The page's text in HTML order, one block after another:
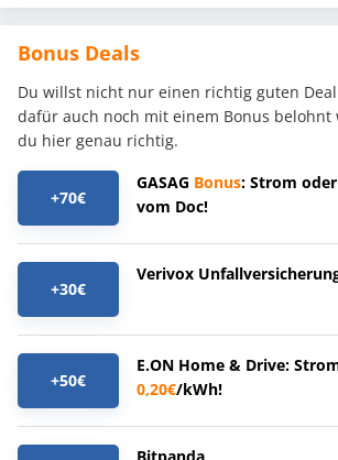
Bonus Deals
Du willst nicht nur einen richtig guten
dafür auch noch mit einem Bonus belohnt
du hier genau richtig.
+70€
GASAG Bonus: Strom oder
vom Doc!
+30€
Verivox
+50€
E.ON Home & Drive:
0,20€/kWh!